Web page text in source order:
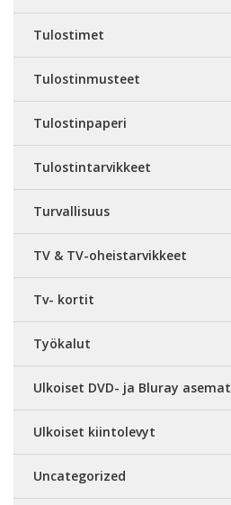
Tulostimet
Tulostinmusteet
Tulostinpaperi
Tulostintarvikkeet
Turvallisuus
TV & TV-oheistarvikkeet
Tv- kortit
Työkalut
Ulkoiset DVD- ja Bluray asemat
Ulkoiset kiintolevyt
Uncategorized